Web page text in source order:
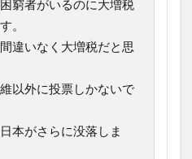
窮者がいるのに大増税
。
違いなく大増税だと思
以外に投票しかないで
本がさらに没落しま